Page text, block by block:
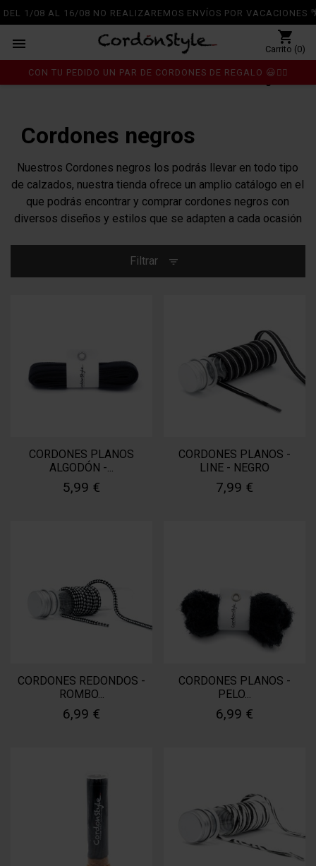
DEL 1/08 AL 16/08 NO REALIZAREMOS ENVÍOS POR VACACIONES
shopping_cart
Carrito (0)

CON TU PEDIDO UN PAR DE CORDONES DE REGALO 😃👍🏼
Cordones negros
Nuestros Cordones negros los podrás llevar en todo tipo
de calzados, nuestra tienda ofrece un amplio catálogo en el
que podrás encontrar y comprar cordones negros con
diversos diseños y estilos que se adapten a cada ocasión
Filtrar filter_list
CORDONES PLANOS
ALGODÓN -...
5,99 €
CORDONES PLANOS -
LINE - NEGRO
7,99 €
CORDONES REDONDOS -
ROMBO...
6,99 €
CORDONES PLANOS -
PELO...
6,99 €